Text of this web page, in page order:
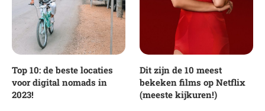
Top 10: de beste locaties
voor digital nomads in
2023!
Dit zijn de 10 meest
bekeken films op Netflix
(meeste kijkuren!)